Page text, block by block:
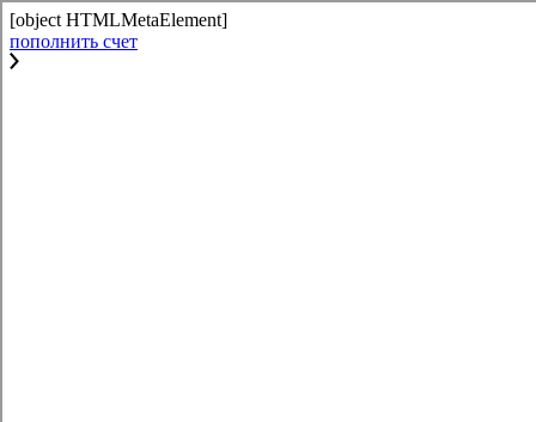
[object HTMLMetaElement]
пополнить счет